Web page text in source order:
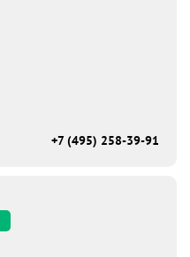
+7 (495) 258-39-91